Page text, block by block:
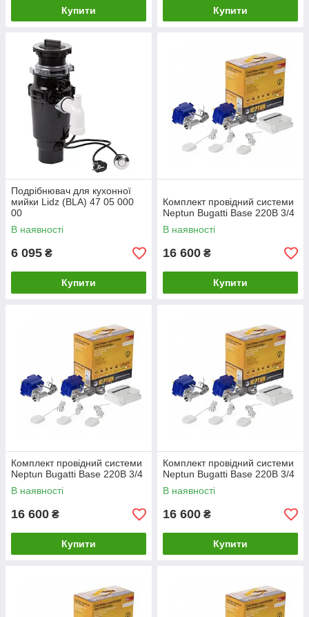
Купити Купити
Подрібнювач для кухонної
мийки Lidz (BLA) 47 05 000
00
В наявності
6 095 ₴
Купити
Комплект провідний системи
Neptun Bugatti Base 220B 3/4
В наявності
16 600 ₴
Купити
Комплект провідний системи
Neptun Bugatti Base 220B 3/4
В наявності
16 600 ₴
Купити
Комплект провідний системи
Neptun Bugatti Base 220B 3/4
В наявності
16 600 ₴
Купити